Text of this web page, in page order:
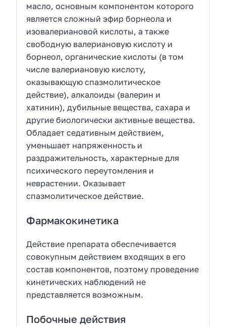
масло, основным компонентом которого
является сложный эфир борнеола и
изовалериановой кислоты, а также
свободную валериановую кислоту и
борнеол, органические кислоты (в том
числе валериановую кислоту,
оказывающую спазмолитическое
действие), алкалоиды (валерин и
хатинин), дубильные вещества, сахара и
другие биологически активные вещества.
Обладает седативным действием,
уменьшает напряженность и
раздражительность, характерные для
психического переутомления и
неврастении. Оказывает
спазмолитическое действие.
Фармакокинетика
Действие препарата обеспечивается
совокупным действием входящих в его
состав компонентов, поэтому проведение
кинетических наблюдений не
представляется возможным.
Побочные действия